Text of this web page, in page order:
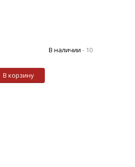
В корзину
В наличии - 10